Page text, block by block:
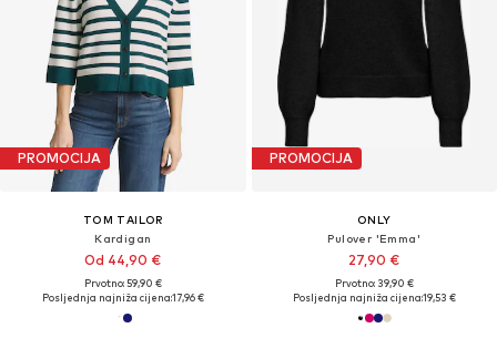
PROMOCIJA
TOM TAILOR
Kardigan
Od 44,90 €
Prvotno: 59,90 €
Posljednja najniža cijena:17,96 €
PROMOCIJA
ONLY
Pulover 'Emma'
27,90 €
Prvotno: 39,90 €
Posljednja najniža cijena:19,53 €